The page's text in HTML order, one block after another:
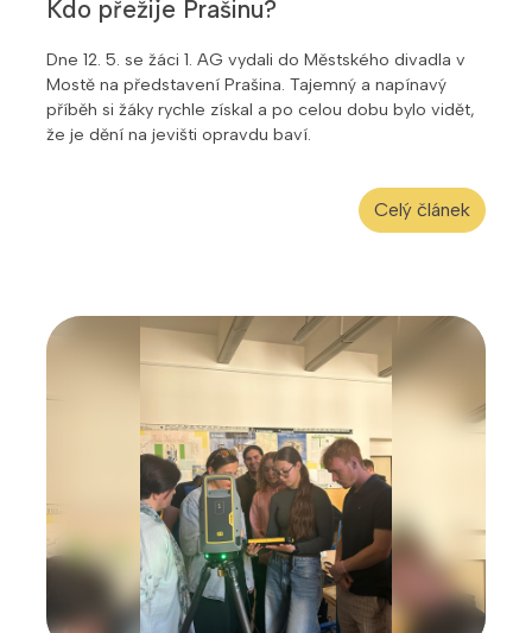
Kdo přežije Prašinu?
Dne 12. 5. se žáci 1. AG vydali do Městského divadla v
Mostě na představení Prašina. Tajemný a napínavý
příběh si žáky rychle získal a po celou dobu bylo vidět,
že je dění na jevišti opravdu baví.
Celý článek